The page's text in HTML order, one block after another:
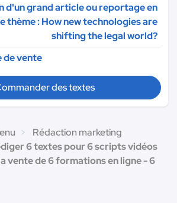
d'un grand article ou reportage en
thème : How new technologies are
shifting the legal world?
de vente
des textes
Rédaction marketing
6 textes pour 6 scripts vidéos
vente de 6 formations en ligne - 6